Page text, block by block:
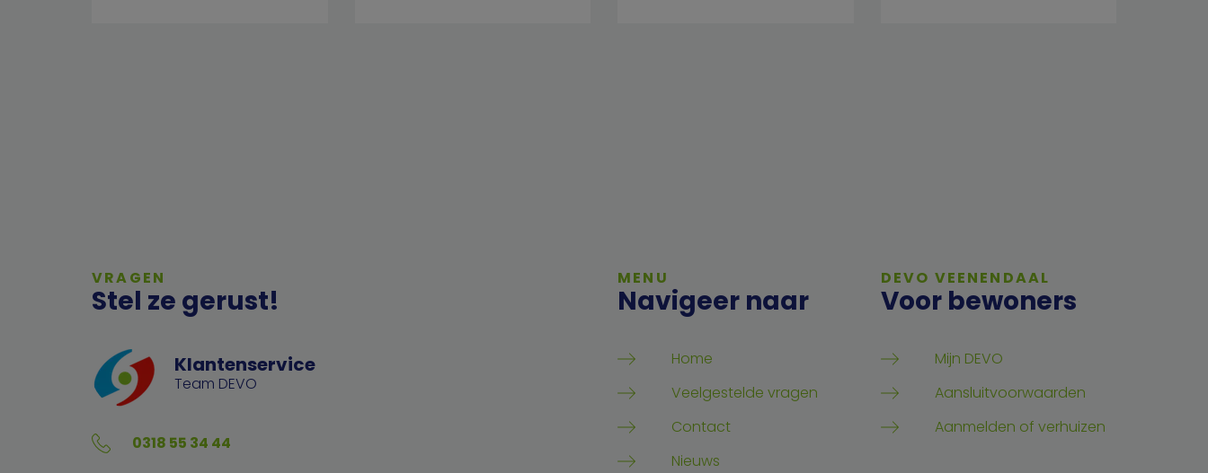
VRAGEN
Stel ze gerust!
Klantenservice
Team DEVO
0318 55 34 44
MENU
Navigeer naar
Home
Veelgestelde vragen
Contact
Nieuws
DEVO VEENENDAAL
Voor bewoners
Mijn DEVO
Aansluitvoorwaarden
Aanmelden of verhuizen